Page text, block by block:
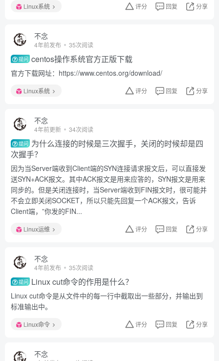
Linux系统 评分 回复 分享
不念
4年前发布 35次阅读
提问 centos操作系统官方正版下载
官方下载网址：https://www.centos.org/download/
Linux系统 评分 回复 分享
不念
4年前更新 34次阅读
提问 为什么连接的时候是三次握手，关闭的时候却是四
次握手？
因为当Server端收到Client端的SYN连接请求报文后，可以直接发
送SYN+ACK报文。其中ACK报文是用来应答的，SYN报文是用来
同步的。但是关闭连接时，当Server端收到FIN报文时，很可能并
不会立即关闭SOCKET，所以只能先回复一个ACK报文，告诉
Client端，”你发的FIN...
Linux运维 评分 回复 分享
不念
4年前发布 35次阅读
提问 Linux cut命令的作用是什么？
Linux cut命令是从文件中的每一行中截取出一些部分，并输出到
标准输出中。
Linux命令 评分 回复 分享
不念